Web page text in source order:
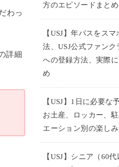
わっ
詳細
方のエピソードまとめ
【USJ】年パスをス
法、USJ公式ファン
への登録方法、実際
め
【USJ】1日に必要な
お土産、ロッカー、
エーション別の楽し
【USJ】シニア（60